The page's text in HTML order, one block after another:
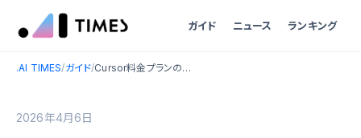
ガイド ニュース ランキング
.AI TIMES/ガイド/ Cursor料金プランの全貌【2026年最新】：Hobby・Pro・Pro+・Ultraの違いと選び方完全ガイド
2026年4月6日